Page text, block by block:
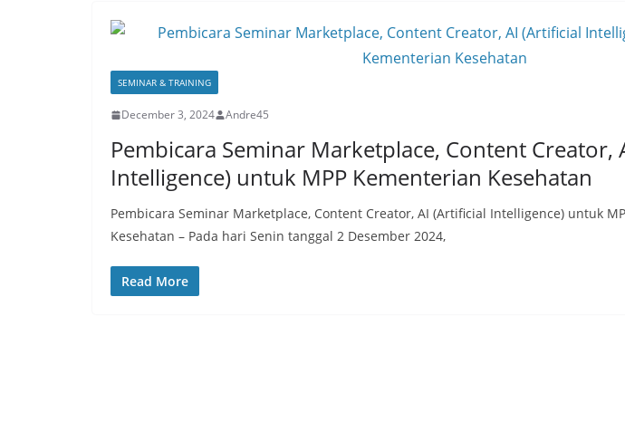
SEMINAR & TRAINING
December 3, 2024 Andre45
Pembicara Seminar Marketplace, Content Creator,
Intelligence) untuk MPP Kementerian Kesehatan
Pembicara Seminar Marketplace, Content Creator, AI (Artificial Intelligence) untuk
Kesehatan – Pada hari Senin tanggal 2 Desember 2024,
Read More